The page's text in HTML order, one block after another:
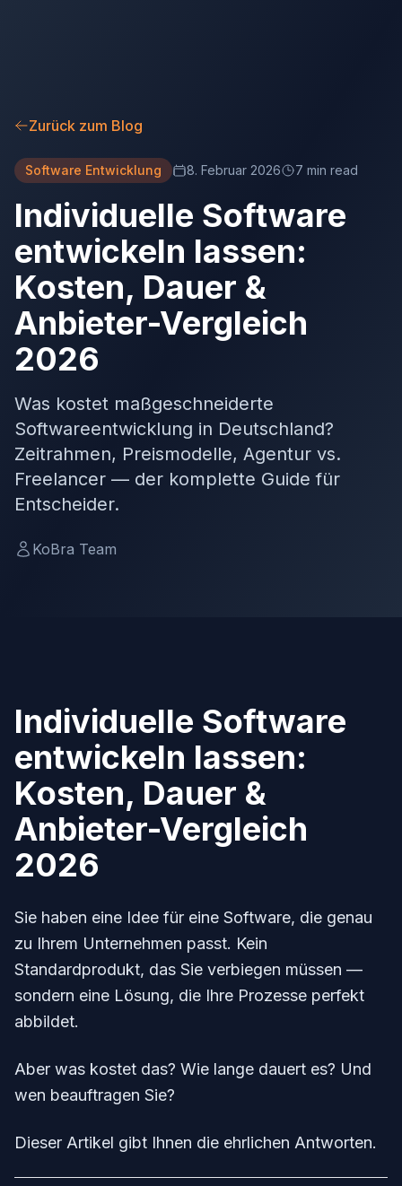
Zurück zum Blog
Software Entwicklung 8. Februar 2026 7 min read
Individuelle Software
entwickeln lassen:
Kosten, Dauer &
Anbieter-Vergleich
2026
Was kostet maßgeschneiderte
Softwareentwicklung in Deutschland?
Zeitrahmen, Preismodelle, Agentur vs.
Freelancer — der komplette Guide für
Entscheider.
KoBra Team
Individuelle Software
entwickeln lassen:
Kosten, Dauer &
Anbieter-Vergleich
2026
Sie haben eine Idee für eine Software, die genau
zu Ihrem Unternehmen passt. Kein
Standardprodukt, das Sie verbiegen müssen —
sondern eine Lösung, die Ihre Prozesse perfekt
abbildet.
Aber was kostet das? Wie lange dauert es? Und
wen beauftragen Sie?
Dieser Artikel gibt Ihnen die ehrlichen Antworten.